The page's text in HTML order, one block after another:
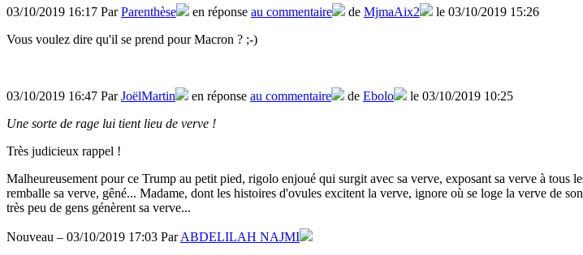
03/10/2019 16:17 ParParenthèse en réponse au commentaire de MjmaAix2
le 03/10/2019 15:26
Vous voulez dire qu'il se prend pour Macron ? ;-)
03/10/2019 16:47 ParJoëlMartin en réponse au commentaire de Ebolo
le 03/10/2019 10:25
Une sorte de rage lui tient lieu de verve !
Très judicieux rappel !
Malheureusement pour ce Trump au petit pied, rigolo enjoué qui surgit avec sa verve, exposant sa verve à tous
remballe sa verve, gêné... Madame, dont les histoires d'ovules excitent la verve, ignore où se loge la verve de
très peu de gens génèrent sa verve...
Nouveau – 03/10/2019 17:03 ParABDELILAH NAJMI